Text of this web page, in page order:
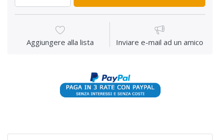
Aggiungere alla lista Inviare e-mail ad un amico